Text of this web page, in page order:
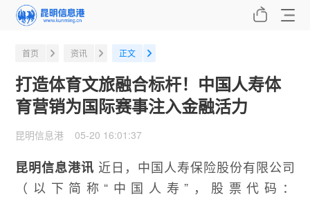
首页 资讯 正文
打造体育文旅融合标杆！中国人寿体
育营销为国际赛事注入金融活力
昆明信息港 05-20 16:01:37
昆明信息港讯 近日，中国人寿保险股份有限公司
（以下简称“中国人寿”，股票代码：